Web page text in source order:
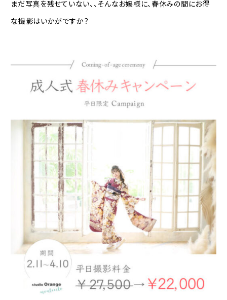
まだ写真を残せていない、、そんなお嬢様に、春休みの間にお得
な撮影はいかがですか？